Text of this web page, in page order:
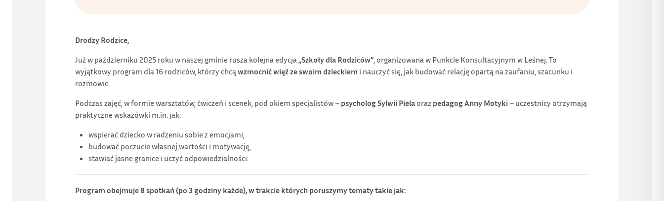
Drodzy Rodzice,
Już w październiku 2025 roku w naszej gminie rusza kolejna edycja „Szkoły dla Rodziców” , organizowana w Punkcie Konsultacyjnym w Leśnej. To
wyjątkowy program dla 16 rodziców, którzy chcą wzmocnić więź ze swoim dzieckiem i nauczyć się, jak budować relację opartą na zaufaniu, szacunku i
rozmowie.
Podczas zajęć, w formie warsztatów, ćwiczeń i scenek, pod okiem specjalistów – psycholog Sylwii Piela oraz pedagog Anny Motyki – uczestnicy otrzymają
praktyczne wskazówki m.in. jak:
wspierać dziecko w radzeniu sobie z emocjami,
budować poczucie własnej wartości i motywację,
stawiać jasne granice i uczyć odpowiedzialności.
Program obejmuje 8 spotkań (po 3 godziny każde), w trakcie których poruszymy tematy takie jak: